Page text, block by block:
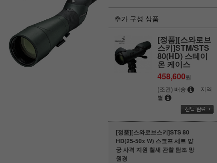
추가 구성 상품
[정품][스와로브
스키]STM/STS
80(HD) 스테이
온 케이스
458,600원
(조건) 배송
지역
별
[정품][스와로브스키]STS 80
HD(25-50x W) 스코프 세트 양
궁 사격 지원 철새 관찰 탐조 망
원경